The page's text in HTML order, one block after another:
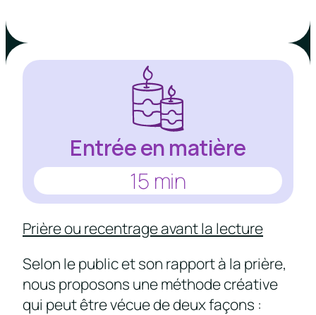
Entrée en matière
15 min
Prière ou recentrage avant la lecture
Selon le public et son rapport à la prière,
nous proposons une méthode créative
qui peut être vécue de deux façons :